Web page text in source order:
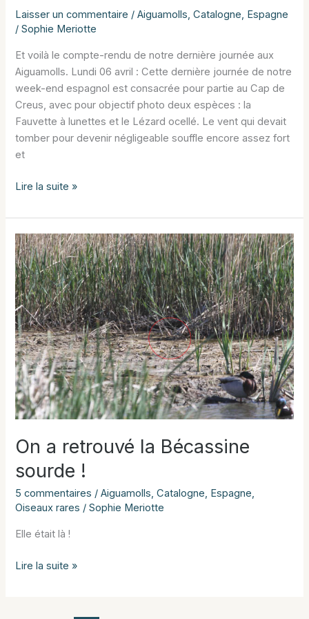
Laisser un commentaire /Aiguamolls,Catalogne, Espagne
/Sophie Meriotte
Et voilà le compte-rendu de notre dernière journée aux
Aiguamolls. Lundi 06 avril : Cette dernière journée de notre
week-end espagnol est consacrée pour partie au Cap de
Creus, avec pour objectif photo deux espèces : la
Fauvette à lunettes et le Lézard ocellé. Le vent qui devait
tomber pour devenir négligeable souffle encore assez fort
et
Aiguamolls
l’Emporda
:
Jour
3
Lire la suite »
On a retrouvé la Bécassine
sourde !
5 commentaires /Aiguamolls,Catalogne, Espagne,
Oiseaux rares /Sophie Meriotte
Elle était là !
On
Lire la suite »